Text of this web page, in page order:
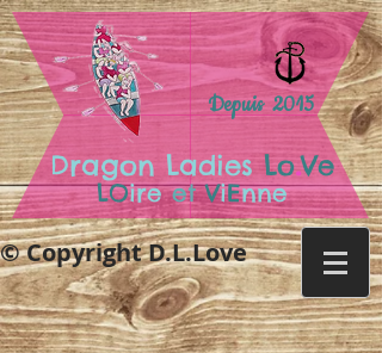
Dragon Ladies Lo.Ve
LOire et ViEnne
Depuis 2015
© Copyright D.L.Love